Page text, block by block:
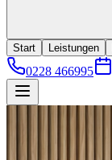
Start Leistungen
0228 466995